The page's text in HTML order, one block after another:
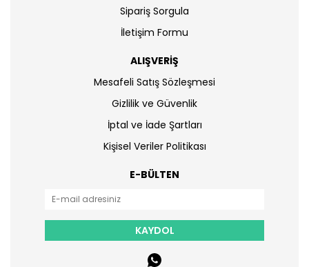
Sipariş Sorgula
İletişim Formu
ALIŞVERİŞ
Mesafeli Satış Sözleşmesi
Gizlilik ve Güvenlik
İptal ve İade Şartları
Kişisel Veriler Politikası
E-BÜLTEN
KAYDOL